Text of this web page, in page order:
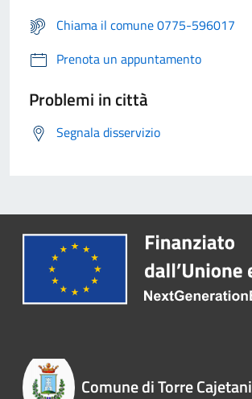
Chiama il comune 0775-596017
Prenota un appuntamento
Problemi in città
Segnala disservizio
Comune di Torre Cajetani